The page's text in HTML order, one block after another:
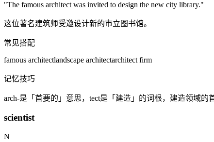
"The famous architect was invited to design the new city library."
这位著名建筑师受邀设计新的市立图书馆。
常见搭配
famous architectlandscape architectarchitect firm
记忆技巧
arch-是「首要的」意思，tect是「建造」的词根，建造领域的
scientist
N